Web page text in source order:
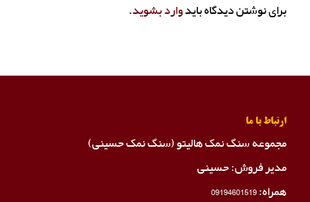
برای نوشتن دیدگاه بایدوارد بشوید.
ارتباط با ما
مجموعه سنگ نمک هالیتو (سنگ نمک حسینی)
مدیر فروش: حسینی
همراه:09194601519